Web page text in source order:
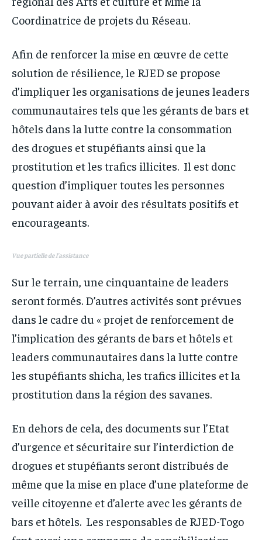
Coordinatrice de projets du Réseau.
Afin de renforcer la mise en œuvre de cette
solution de résilience, le RJED se propose
d’impliquer les organisations de jeunes leaders
communautaires tels que les gérants de bars et
hôtels dans la lutte contre la consommation
des drogues et stupéfiants ainsi que la
prostitution et les trafics illicites. Il est donc
question d’impliquer toutes les personnes
pouvant aider à avoir des résultats positifs et
encourageants.
Vue partielle de l’assistance
Sur le terrain, une cinquantaine de leaders
seront formés. D’autres activités sont prévues
dans le cadre du « projet de renforcement de
l’implication des gérants de bars et hôtels et
leaders communautaires dans la lutte contre
les stupéfiants shicha, les trafics illicites et la
prostitution dans la région des savanes.
En dehors de cela, des documents sur l’Etat
d’urgence et sécuritaire sur l’interdiction de
drogues et stupéfiants seront distribués de
même que la mise en place d’une plateforme de
veille citoyenne et d’alerte avec les gérants de
bars et hôtels. Les responsables de RJED-Togo